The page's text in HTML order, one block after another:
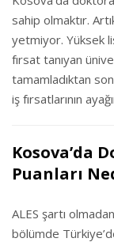
sahip olmaktır.
yetmiyor. Yüksek
fırsat tanıyan
tamamladıktan
iş fırsatlarının
Kosova’da
Puanları
ALES şartı
bölümde